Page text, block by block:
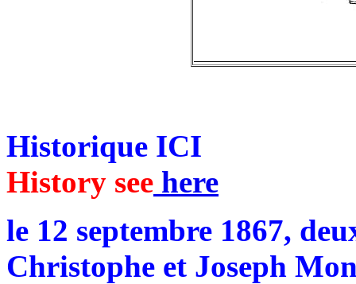
Historique ICI
History see here
le 12 septembre 1867,
Christophe et Joseph